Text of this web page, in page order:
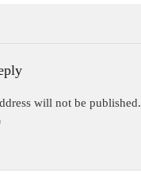
will not be published.